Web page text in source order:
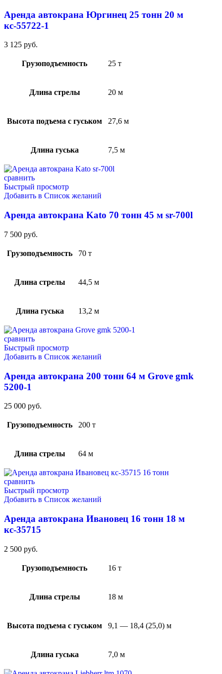
Аренда автокрана Юргинец 25 тонн 20 м
кс-55722-1
3 125 руб.
Грузоподъемность 25 т
Длина стрелы 20 м
Высота подъема с гуськом 27,6 м
Длина гуська 7,5 м
сравнить
Быстрый просмотр
Добавить в Список желаний
Аренда автокрана Kato 70 тонн 45 м sr-700l
7 500 руб.
Грузоподъемность 70 т
Длина стрелы 44,5 м
Длина гуська 13,2 м
сравнить
Быстрый просмотр
Добавить в Список желаний
Аренда автокрана 200 тонн 64 м Grove gmk
5200-1
25 000 руб.
Грузоподъемность 200 т
Длина стрелы 64 м
сравнить
Быстрый просмотр
Добавить в Список желаний
Аренда автокрана Ивановец 16 тонн 18 м
кс-35715
2 500 руб.
Грузоподъемность 16 т
Длина стрелы 18 м
Высота подъема с гуськом 9,1 — 18,4 (25,0) м
Длина гуська 7,0 м